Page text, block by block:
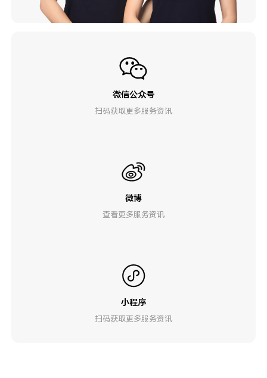
微信公众号
扫码获取更多服务资讯
微博
查看更多服务资讯
小程序
扫码获取更多服务资讯